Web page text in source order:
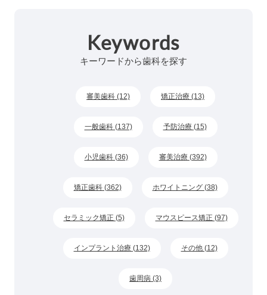
Keywords
キーワードから歯科を探す
審美歯科 (12) 矯正治療 (13)
一般歯科 (137) 予防治療 (15)
小児歯科 (36) 審美治療 (392)
矯正歯科 (362) ホワイトニング (38)
セラミック矯正 (5) マウスピース矯正 (97)
インプラント治療 (132) その他 (12)
歯周病 (3)